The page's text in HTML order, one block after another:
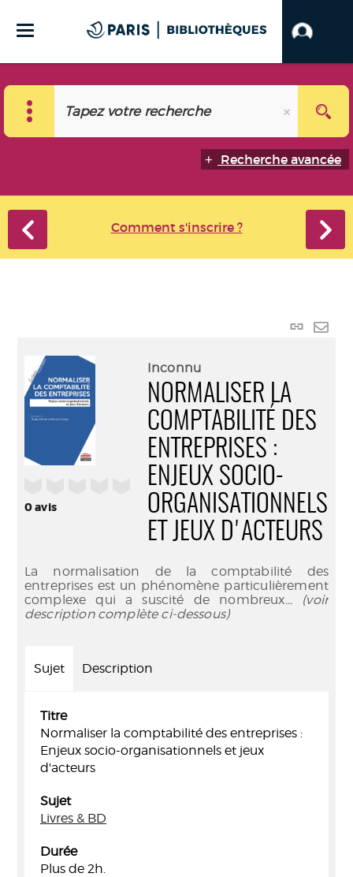
Recherche avancée
Comment s'inscrire ?
Lien
0avis
Inconnu
NORMALISER LA
COMPTABILITÉ DES
ENTREPRISES :
ENJEUX SOCIO-
ORGANISATIONNELS
ET JEUX D'ACTEURS
La normalisation de la comptabilité des
entreprises est un phénomène particulièrement
complexe qui a suscité de nombreux... (voir
description complète ci-dessous)
Sujet Description
Titre
Normaliser la comptabilité des entreprises :
Enjeux socio-organisationnels et jeux
d'acteurs
Sujet
Livres & BD
Durée
Plus de 2h.